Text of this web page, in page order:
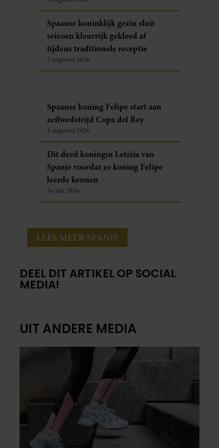
Spaanse koninklijk gezin sluit
seizoen kleurrijk gekleed af
tijdens traditionele receptie
5 augustus 2026
Spaanse koning Felipe start aan
zeilwedstrijd Copa del Rey
4 augustus 2026
Dit deed koningin Letizia van
Spanje voordat ze koning Felipe
leerde kennen
26 juli 2026
LEES MEER SPANJE
DEEL DIT ARTIKEL OP SOCIAL
MEDIA!
UIT ANDERE MEDIA